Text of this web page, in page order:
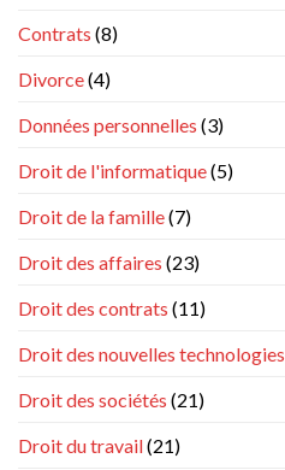
Contrats (8)
Divorce(4)
Données personnelles (3)
Droit de l'informatique(5)
Droit de la famille(7)
Droit des affaires (23)
Droit des contrats (11)
Droit des nouvelles technologies
Droit des sociétés (21)
Droit du travail(21)